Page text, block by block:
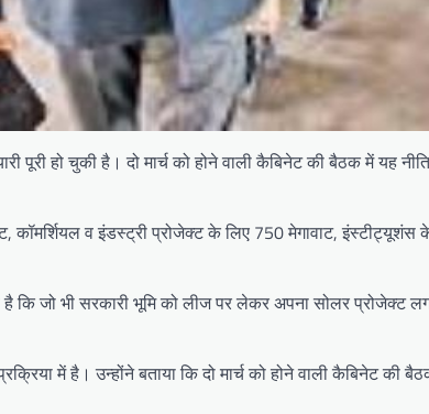
हो चुकी है। दो मार्च को होने वाली कैबिनेट की बैठक में यह
व इंडस्ट्री प्रोजेक्ट के लिए 750 मेगावाट,
कि जो भी सरकारी भूमि को लीज पर लेकर अपना सोलर प्रोजेक्ट
में है। उन्होंने बताया कि दो मार्च को होने वाली कैबिनेट